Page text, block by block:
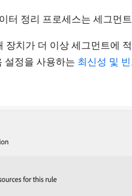
터 정리 프로세스는 세그먼
치가 더 이상 세그먼트에
설정을 사용하는 최신성 및